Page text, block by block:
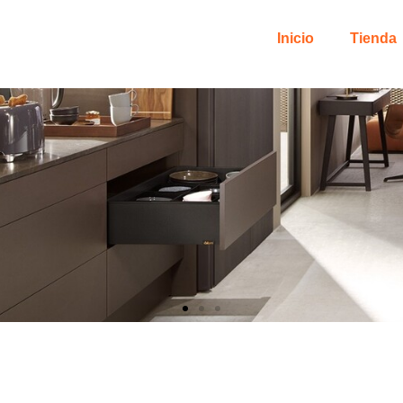
Inicio Tienda